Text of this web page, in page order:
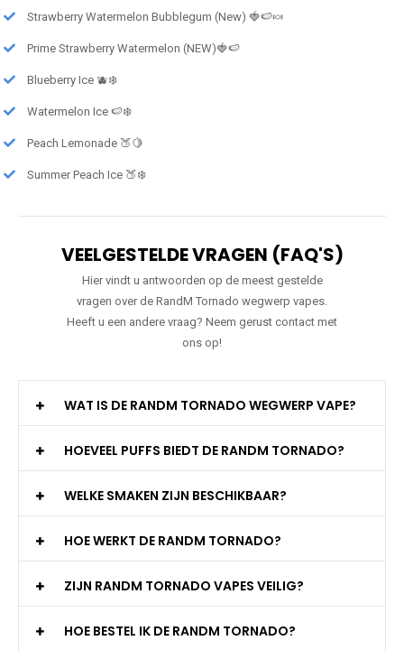
Strawberry Watermelon Bubblegum (New) 🍓🍉🍬
Prime Strawberry Watermelon (NEW)🍓🍉
Blueberry Ice 🫐❄️
Watermelon Ice 🍉❄️
Peach Lemonade 🍑🍋
Summer Peach Ice 🍑❄️
VEELGESTELDE VRAGEN (FAQ'S)
Hier vindt u antwoorden op de meest gestelde
vragen over de RandM Tornado wegwerp vapes.
Heeft u een andere vraag? Neem gerust contact met
ons op!
WAT IS DE RANDM TORNADO WEGWERP VAPE?
HOEVEEL PUFFS BIEDT DE RANDM TORNADO?
WELKE SMAKEN ZIJN BESCHIKBAAR?
HOE WERKT DE RANDM TORNADO?
ZIJN RANDM TORNADO VAPES VEILIG?
HOE BESTEL IK DE RANDM TORNADO?